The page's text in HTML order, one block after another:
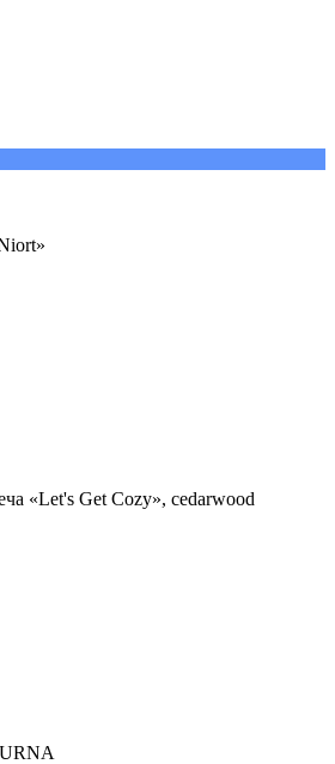
«Let's Get Cozy», cedarwood